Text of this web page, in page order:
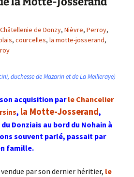
de Donzy, Nièvre, Perroy,
, courcelles, la motte-josserand,
duchesse de Mazarin et de La Meilleraye)
acquisition parle Chancelier
, la Motte-Josserand,
Donziais au bord du Nohain à
souvent parlé, passait par
famille.
par son dernier héritier, le